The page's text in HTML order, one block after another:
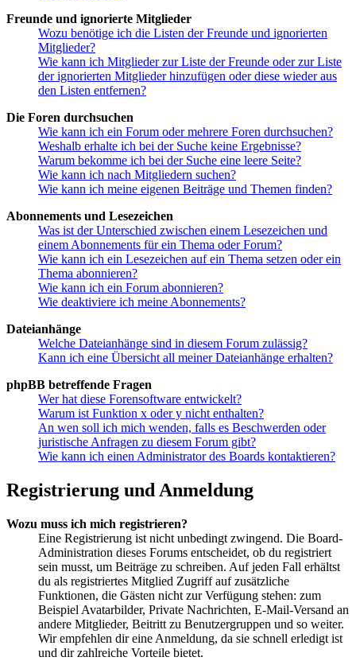
Freunde und ignorierte Mitglieder
Wozu benötige ich die Listen der Freunde und ignorierten
Mitglieder?
Wie kann ich Mitglieder zur Liste der Freunde oder zur Liste
der ignorierten Mitglieder hinzufügen oder diese wieder aus
den Listen entfernen?
Die Foren durchsuchen
Wie kann ich ein Forum oder mehrere Foren durchsuchen?
Weshalb erhalte ich bei der Suche keine Ergebnisse?
Warum bekomme ich bei der Suche eine leere Seite?
Wie kann ich nach Mitgliedern suchen?
Wie kann ich meine eigenen Beiträge und Themen finden?
Abonnements und Lesezeichen
Was ist der Unterschied zwischen einem Lesezeichen und
einem Abonnements für ein Thema oder Forum?
Wie kann ich ein Lesezeichen auf ein Thema setzen oder ein
Thema abonnieren?
Wie kann ich ein Forum abonnieren?
Wie deaktiviere ich meine Abonnements?
Dateianhänge
Welche Dateianhänge sind in diesem Forum zulässig?
Kann ich eine Übersicht all meiner Dateianhänge erhalten?
phpBB betreffende Fragen
Wer hat diese Forensoftware entwickelt?
Warum ist Funktion x oder y nicht enthalten?
An wen soll ich mich wenden, falls es Beschwerden oder
juristische Anfragen zu diesem Forum gibt?
Wie kann ich einen Administrator des Boards kontaktieren?
Registrierung und Anmeldung
Wozu muss ich mich registrieren?
Eine Registrierung ist nicht unbedingt zwingend. Die Board-
Administration dieses Forums entscheidet, ob du registriert
sein musst, um Beiträge zu schreiben. Auf jeden Fall erhältst
du als registriertes Mitglied Zugriff auf zusätzliche
Funktionen, die Gästen nicht zur Verfügung stehen: zum
Beispiel Avatarbilder, Private Nachrichten, E-Mail-Versand an
andere Mitglieder, Beitritt zu Benutzergruppen und so weiter.
Wir empfehlen dir eine Anmeldung, da sie schnell erledigt ist
und dir zahlreiche Vorteile bietet.